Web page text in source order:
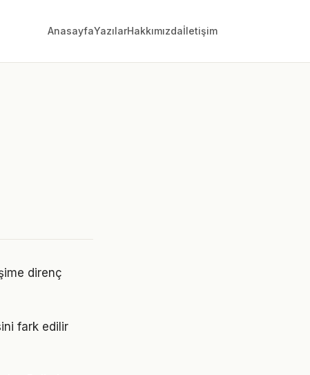
AnasayfaYazılarHakkımızdaİletişim
direnç
fark edilir